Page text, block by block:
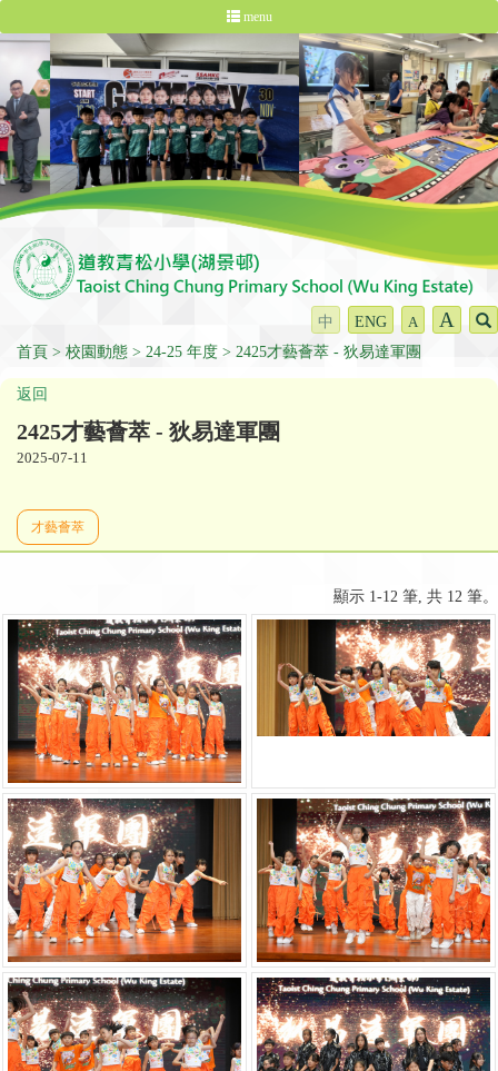
menu
中 ENG A A
首頁 校園動態 24-25 年度 2425才藝薈萃 - 狄易達軍團
返回
2425才藝薈萃 - 狄易達軍團
2025-07-11
才藝薈萃
顯示 1-12 筆, 共 12 筆。